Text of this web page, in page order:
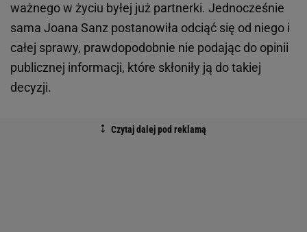
ważnego w życiu byłej już partnerki. Jednocześnie
sama Joana Sanz postanowiła odciąć się od niego i
całej sprawy, prawdopodobnie nie podając do opinii
publicznej informacji, które skłoniły ją do takiej
decyzji.